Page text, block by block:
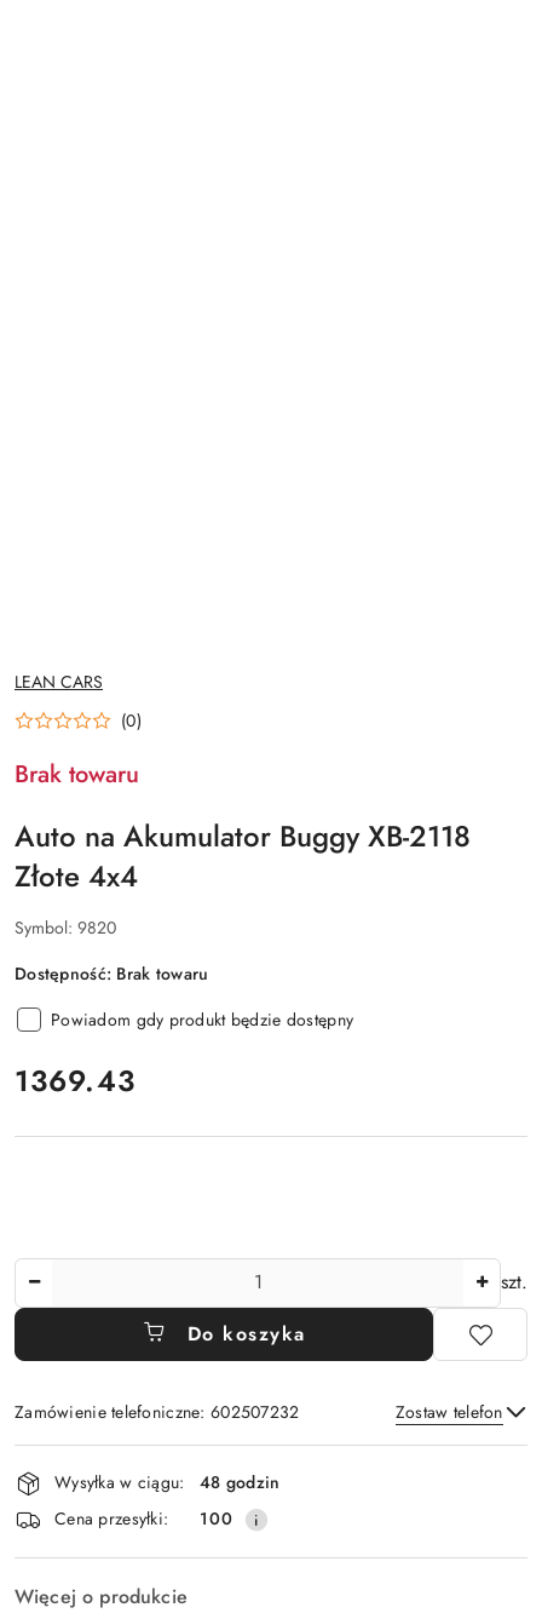
NAZWA
PRODUCENTA:
LEAN CARS
(0)
Brak towaru
Auto na Akumulator Buggy XB-2118
Złote 4x4
Symbol: 9820
Dostępność: Brak towaru
Powiadom gdy produkt będzie dostępny
cena:
1369.43
szt.
Do koszyka
Zamówienie telefoniczne: 602507232 Zostaw telefon
Wyślij
Dostępność
i
dostawa
Wysyłka w ciągu:
48 godzin
Cena przesyłki:
100
Więcej o produkcie